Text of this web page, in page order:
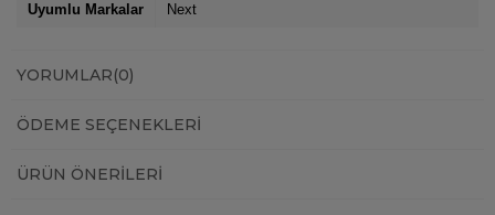
Uyumlu Markalar Next
YORUMLAR(0)
ÖDEME SEÇENEKLERI
ÜRÜN ÖNERILERI